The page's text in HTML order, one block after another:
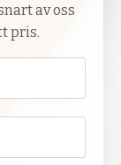
av oss
pris.